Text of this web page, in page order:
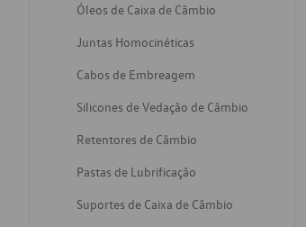
Óleos de Caixa de Câmbio
Juntas Homocinéticas
Cabos de Embreagem
Silicones de Vedação de Câmbio
Retentores de Câmbio
Pastas de Lubrificação
Suportes de Caixa de Câmbio